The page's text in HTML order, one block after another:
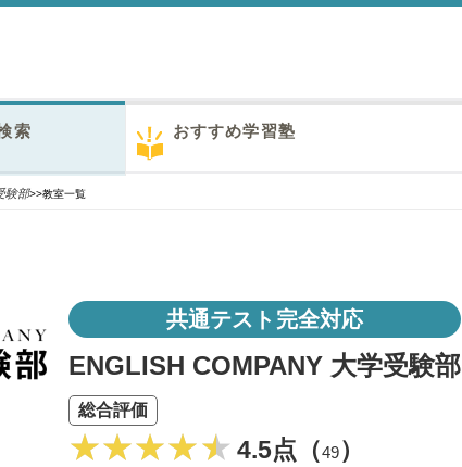
索 おすすめ学習塾
験部>>教室一覧
共通テスト完全対応
ENGLISH COMPANY 大学受験部
総合評価
4.5点（49）